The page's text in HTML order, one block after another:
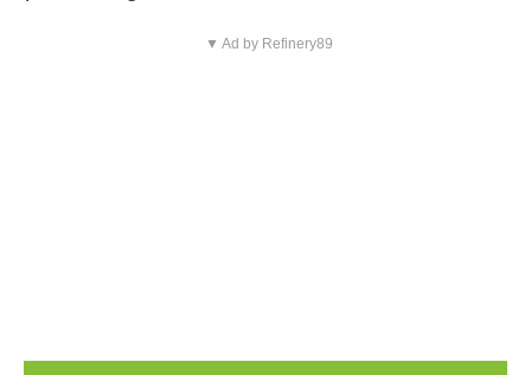
▼ Ad by Refinery89